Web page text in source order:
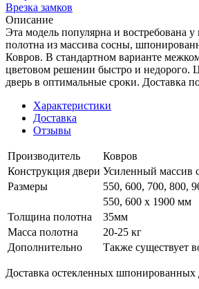
Врезка замков
Описание
Эта модель популярна и востребована
полотна из массива сосны,
Ковров. В стандартном варианте
цветовом решении быстро и недорого.
дверь в оптимальные сроки. Доставка
Характеристики
Доставка
Отзывы
Производитель
Ковров
Конструкция двери Усиленный
Размеры
550, 600, 700, 800,
550, 600 х 1900 мм
Толщина полотна
35мм
Масса полотна
20-25 кг
Дополнительно
Также существует
Доставка остекленных шпонированных